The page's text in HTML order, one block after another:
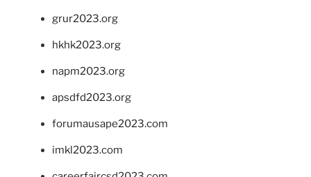
grur2023.org
hkhk2023.org
napm2023.org
apsdfd2023.org
forumausape2023.com
imkl2023.com